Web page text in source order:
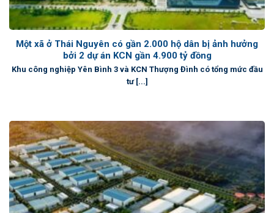
Một xã ở Thái Nguyên có gần 2.000 hộ dân bị ảnh hưởng
bởi 2 dự án KCN gần 4.900 tỷ đồng
Khu công nghiệp Yên Bình 3 và KCN Thượng Đình có tổng mức đầu
tư [...]